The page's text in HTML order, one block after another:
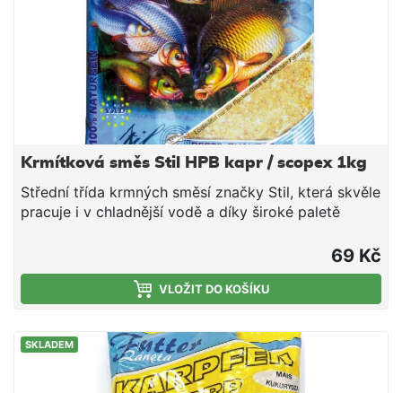
Krmítková směs Stil HPB kapr / scopex 1kg
Střední třída krmných směsí značky Stil, která skvěle
pracuje i v chladnější vodě a díky široké paletě
pravou směs pro daný revír či cílovou rybu. V rámci
poměru ceny a nabízené kvality tyto směsi jen těžko
hledají konkurenci - doporučujeme. Složení: Mleté
pečivo Mletá obilná zrna Drcená olejnatá
semena Aromata Vysoký obsah proteinů Světlá
krmítková směs s příchutí scopex, která je
uzpůsobena především k lovu kaprů.
69 Kč
VLOŽIT DO KOŠÍKU
SKLADEM